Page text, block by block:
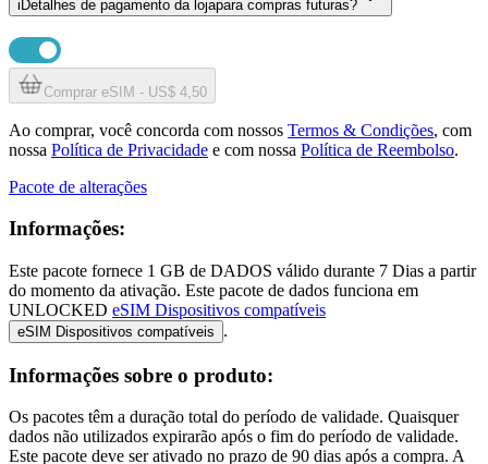
i Detalhes de pagamento da lojapara compras futuras?
Comprar eSIM - US$ 4,50
Ao comprar, você concorda com nossos Termos & Condições, com
nossa Política de Privacidade e com nossa Política de Reembolso.
Pacote de alterações
Informações:
Este pacote fornece 1 GB de DADOS válido durante 7 Dias a partir
do momento da ativação. Este pacote de dados funciona em
UNLOCKED eSIM Dispositivos compatíveis
eSIM Dispositivos compatíveis .
Informações sobre o produto:
Os pacotes têm a duração total do período de validade. Quaisquer
dados não utilizados expirarão após o fim do período de validade.
Este pacote deve ser ativado no prazo de 90 dias após a compra. A